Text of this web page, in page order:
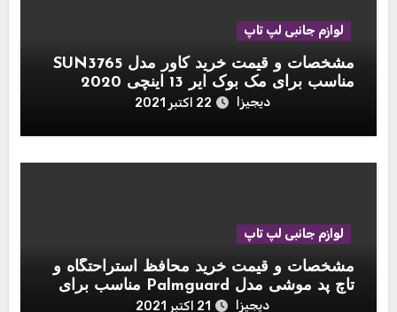
لوازم جانبی لپ تاپ
مشخصات و قیمت خرید کاور مدل SUN3765
مناسب برای مک بوک ایر 13 اینچی 2020
دیجیزا 22 اکتبر 2021
لوازم جانبی لپ تاپ
مشخصات و قیمت خرید محافظ استراحتگاه و
تاچ پد موشی مدل Palmguard مناسب برای
دیجیزا 21 اکتبر 2021